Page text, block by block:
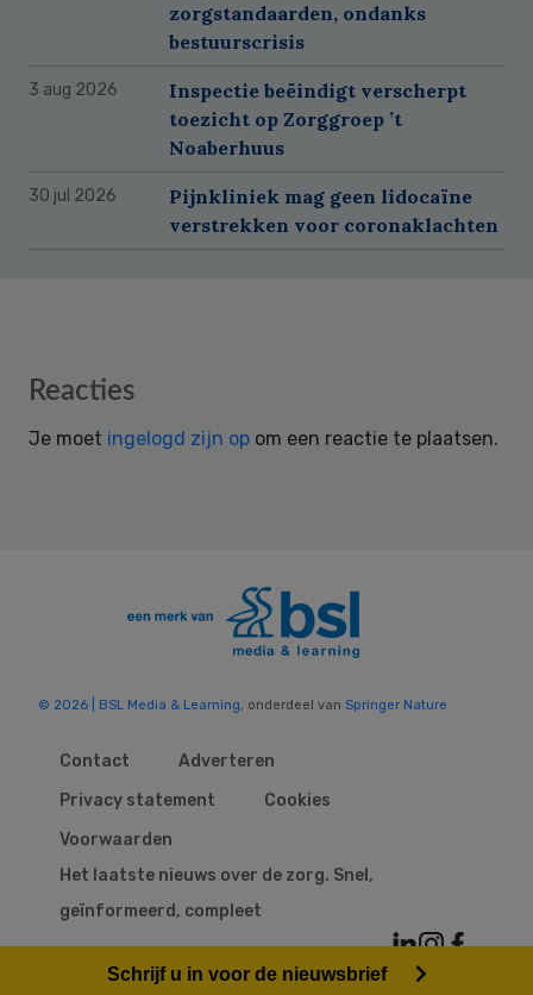
zorgstandaarden, ondanks
bestuurscrisis
3 aug 2026
Inspectie beëindigt verscherpt
toezicht op Zorggroep ’t
Noaberhuus
30 jul 2026
Pijnkliniek mag geen lidocaïne
verstrekken voor coronaklachten
Reader
Reacties
Je moet ingelogd zijn op om een reactie te plaatsen.
© 2026 | BSL Media & Learning, onderdeel van Springer Nature
Contact
Adverteren
Privacy statement
Cookies
Voorwaarden
Het laatste nieuws over de zorg. Snel,
geïnformeerd, compleet
Schrijf u in voor de nieuwsbrief